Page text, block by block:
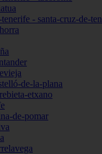
- santa-cruz-de-
de-la-plana
etxano
de-pomar